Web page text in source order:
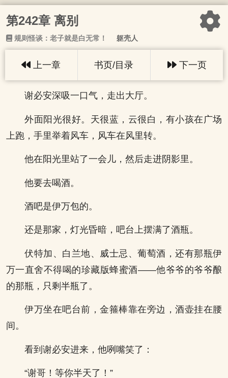
第242章 离别
规则怪谈：老子就是白无常！ 躯壳人
上一章 书页/目录 下一页
谢必安深吸一口气，走出大厅。
外面阳光很好。天很蓝，云很白，有小孩在广场
上跑，手里举着风车，风车在风里转。
他在阳光里站了一会儿，然后走进阴影里。
他要去喝酒。
酒吧是伊万包的。
还是那家，灯光昏暗，吧台上摆满了酒瓶。
伏特加、白兰地、威士忌、葡萄酒，还有那瓶伊
万一直舍不得喝的珍藏版蜂蜜酒——他爷爷的爷爷酿
的那瓶，只剩半瓶了。
伊万坐在吧台前，金箍棒靠在旁边，酒壶挂在腰
间。
看到谢必安进来，他咧嘴笑了：
“谢哥！等你半天了！”